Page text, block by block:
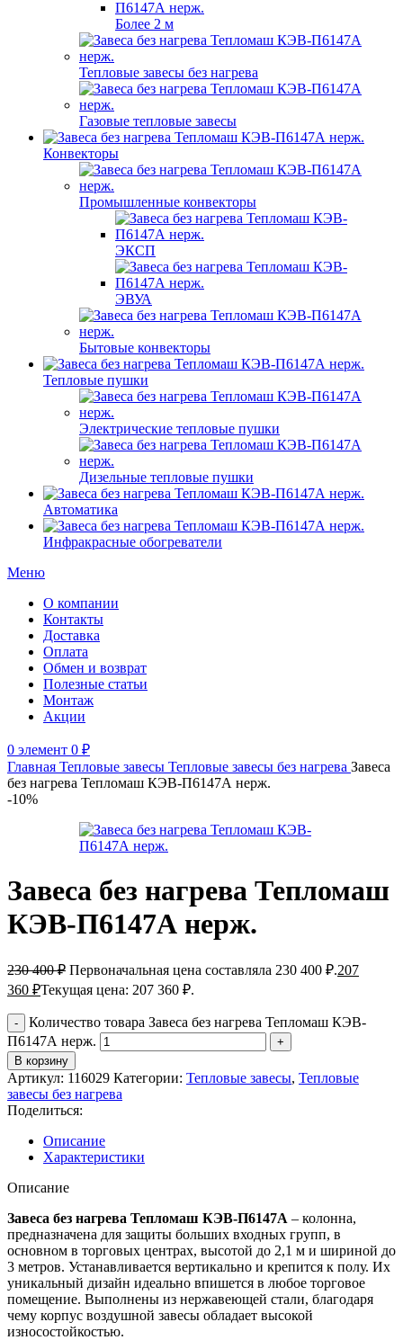
Более 2 м
Тепловые завесы без нагрева
Газовые тепловые завесы
Конвекторы
Промышленные конвекторы
ЭКСП
ЭВУА
Бытовые конвекторы
Тепловые пушки
Электрические тепловые пушки
Дизельные тепловые пушки
Автоматика
Инфракрасные обогреватели
Меню
О компании
Контакты
Доставка
Оплата
Обмен и возврат
Полезные статьи
Монтаж
Акции
0 элемент 0 ₽
Главная Тепловые завесы Тепловые завесы без нагрева Завеса
без нагрева Тепломаш КЭВ-П6147А нерж.
-10%
Завеса без нагрева Тепломаш
КЭВ-П6147А нерж.
230 400₽ Первоначальная цена составляла 230 400 ₽.207
360 ₽Текущая цена: 207 360 ₽.
Количество товара Завеса без нагрева Тепломаш КЭВ-
П6147А нерж.
В корзину
Артикул: 116029 Категории: Тепловые завесы, Тепловые
завесы без нагрева
Поделиться:
Описание
Характеристики
Описание
Завеса без нагрева Тепломаш КЭВ-П6147А – колонна,
предназначена для защиты больших входных групп, в
основном в торговых центрах, высотой до 2,1 м и шириной до
3 метров. Устанавливается вертикально и крепится к полу. Их
уникальный дизайн идеально впишется в любое торговое
помещение. Выполнены из нержавеющей стали, благодаря
чему корпус воздушной завесы обладает высокой
износостойкостью.